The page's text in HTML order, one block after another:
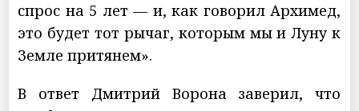
спрос на 5 лет — и, как говорил Архимед,
это будет тот рычаг, которым мы и Луну к
Земле притянем».
В ответ Дмитрий Ворона заверил, что